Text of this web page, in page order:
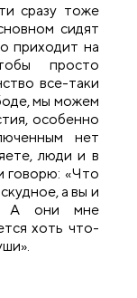
сразу тоже
сидят
приходит на
просто
все-таки
мы можем
особенно
нет
люди и в
говорю: «Что
а вы и
А они мне
хоть что-